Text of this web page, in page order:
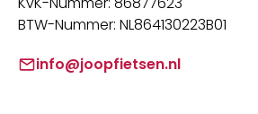
BTW-Nummer: NL864130223B01
info@joopfietsen.nl